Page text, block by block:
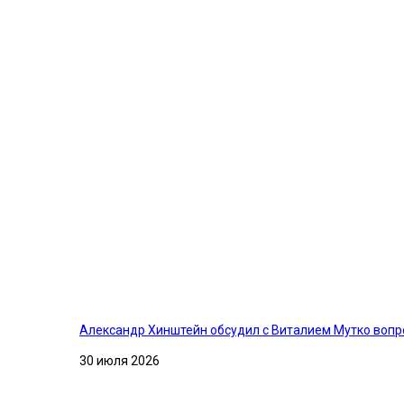
Александр Хинштейн обсудил с Виталием Мутко
30 июля 2026